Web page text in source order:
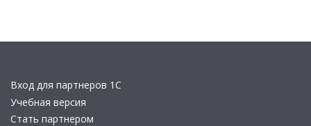
Вход для партнеров 1С
Учебная версия
Стать партнером